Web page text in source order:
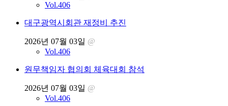
Vol.406
대구광역시회관 재정비 추진
2026년 07월 03일 @
Vol.406
원무책임자 협의회 체육대회 참석
2026년 07월 03일 @
Vol.406